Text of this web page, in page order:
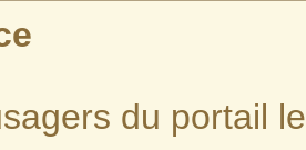
du portail